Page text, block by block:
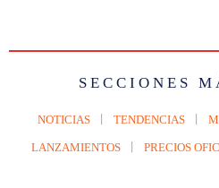
SECCIONES
NOTICIAS TENDENCIAS
LANZAMIENTOS PRECIOS